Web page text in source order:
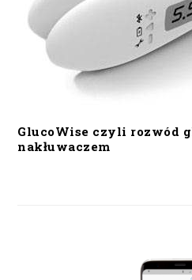
GlucoWise czyli rozwód
nakłuwaczem